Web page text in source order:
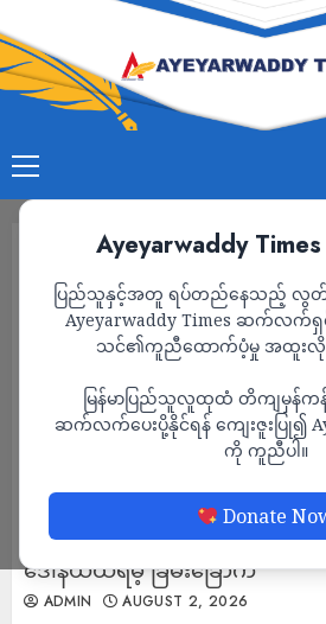
Ayeyarwaddy
ပြည်သူနှင့်အတူ ရပ်တည်နေသည့် လွတ်
Ayeyarwaddy Times ဆက်လက်
သင်၏ကူညီထောက်ပံ့မှု အထူးလို
မြန်မာပြည်သူလူထုထံ တိကျမှန်ကန်
ဆက်လက်ပေးပို့နိုင်ရန် ကျေးဇူးပြု၍
ကို ကူညီပါ။
Donate
အီရန်အပေါ် နောက်ထပ် တိုက်ခို
ဒေါ်နယ်ထရမ့် ခြိမ်းခြောက်
ADMIN AUGUST 2, 2026